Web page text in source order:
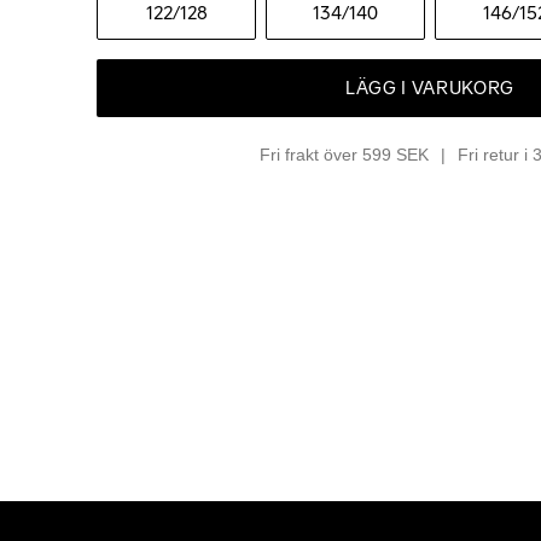
122/128 134/140 146/
LÄGG I VARUKORG
Fri frakt över 599 SEK Fri retur i